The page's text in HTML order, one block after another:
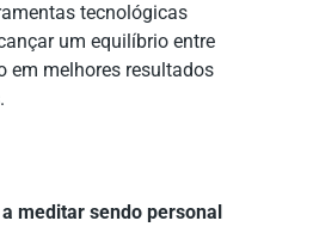
tecnológicas
um equilíbrio entre
em melhores resultados
meditar sendo personal